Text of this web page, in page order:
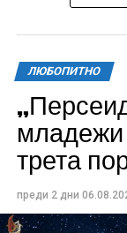
Всички
Райкович“,
свободен.
изпълнители
ЛЮБОПИТНО
младежи
трета
преди 2 дни